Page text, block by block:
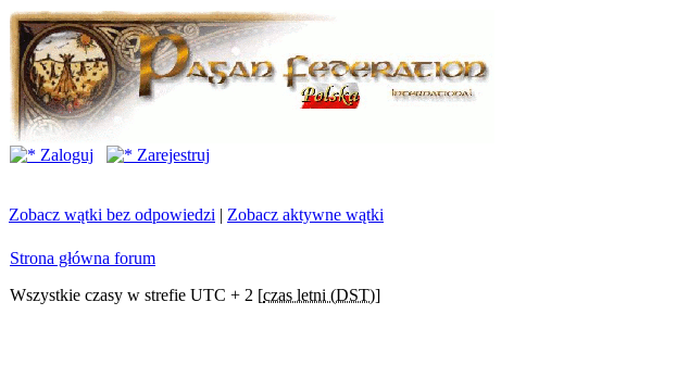
Zaloguj
Zarejestruj
Zobacz wątki bez odpowiedzi | Zobacz aktywne wątki
Strona główna forum
Wszystkie czasy w strefie UTC + 2 [czas letni (DST)]